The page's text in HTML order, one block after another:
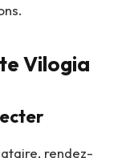
Vilogia
rendez-